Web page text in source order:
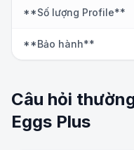
**Số lượng Profile**
**Bảo hành**
Câu hỏi
Eggs Plus